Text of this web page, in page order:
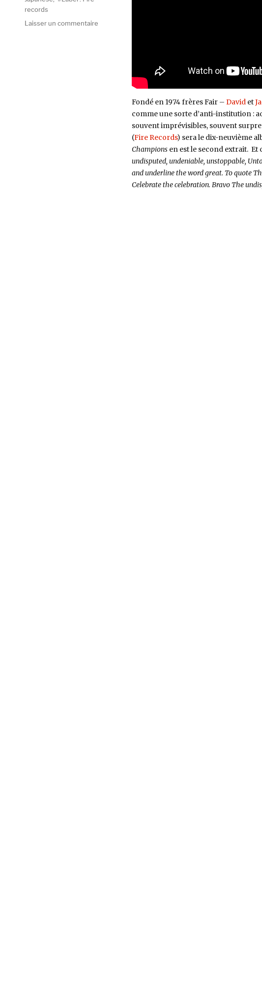
Fondé en 1974 frères Fair – Davidet
comme une sorte d’anti-institution :
souvent imprévisibles, souvent
(Fire Records) sera le dix-neuvième
Championsen est le second extrait. Et
undisputed, undeniable, unstoppable,
and underline the word great. To quote
Celebrate the celebration. Bravo The
records
Laisser un commentaire